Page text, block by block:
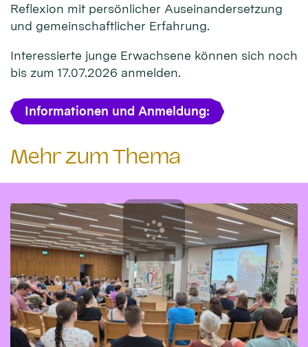
Reflexion mit persönlicher Auseinandersetzung
und gemeinschaftlicher Erfahrung.
Interessierte junge Erwachsene können sich noch
bis zum 17.07.2026 anmelden.
Informationen und Anmeldung:
Mehr zum Thema